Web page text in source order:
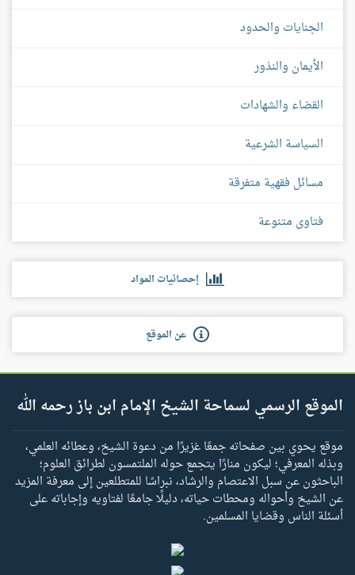
الجنايات والحدود
الأيمان والنذور
القضاء والشهادات
السياسة الشرعية
مسائل فقهية متفرقة
فتاوى متنوعة
إحصائيات المواد
عن الموقع
الموقع الرسمي لسماحة الشيخ الإمام ابن باز رحمه الله
موقع يحوي بين صفحاته جمعًا غزيرًا من دعوة الشيخ، وعطائه العلمي،
وبذله المعرفي؛ ليكون منارًا يتجمع حوله الملتمسون لطرائق العلوم؛
الباحثون عن سبل الاعتصام والرشاد، نبراسًا للمتطلعين إلى معرفة المزيد
عن الشيخ وأحواله ومحطات حياته، دليلًا جامعًا لفتاويه وإجاباته على
أسئلة الناس وقضايا المسلمين.